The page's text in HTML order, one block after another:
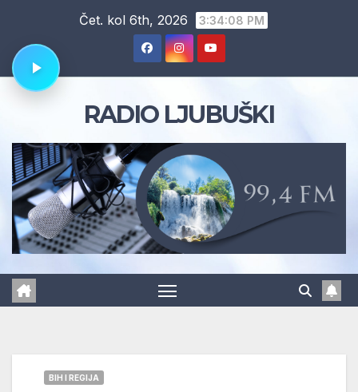
content
Čet. kol 6th, 2026 3:34:09 PM
RADIO LJUBUŠKI
BIH I REGIJA